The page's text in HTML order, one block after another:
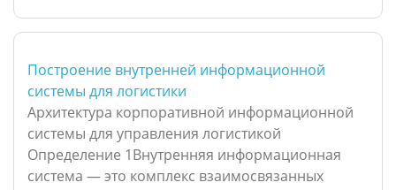
Построение внутренней информационной
системы для логистики
Архитектура корпоративной информационной
системы для управления логистикой
Определение 1Внутренняя информационная
система — это комплекс взаимосвязанных